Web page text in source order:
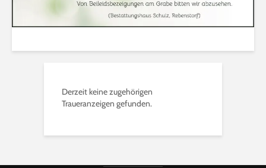
Derzeit keine zugehörigen
Traueranzeigen gefunden.